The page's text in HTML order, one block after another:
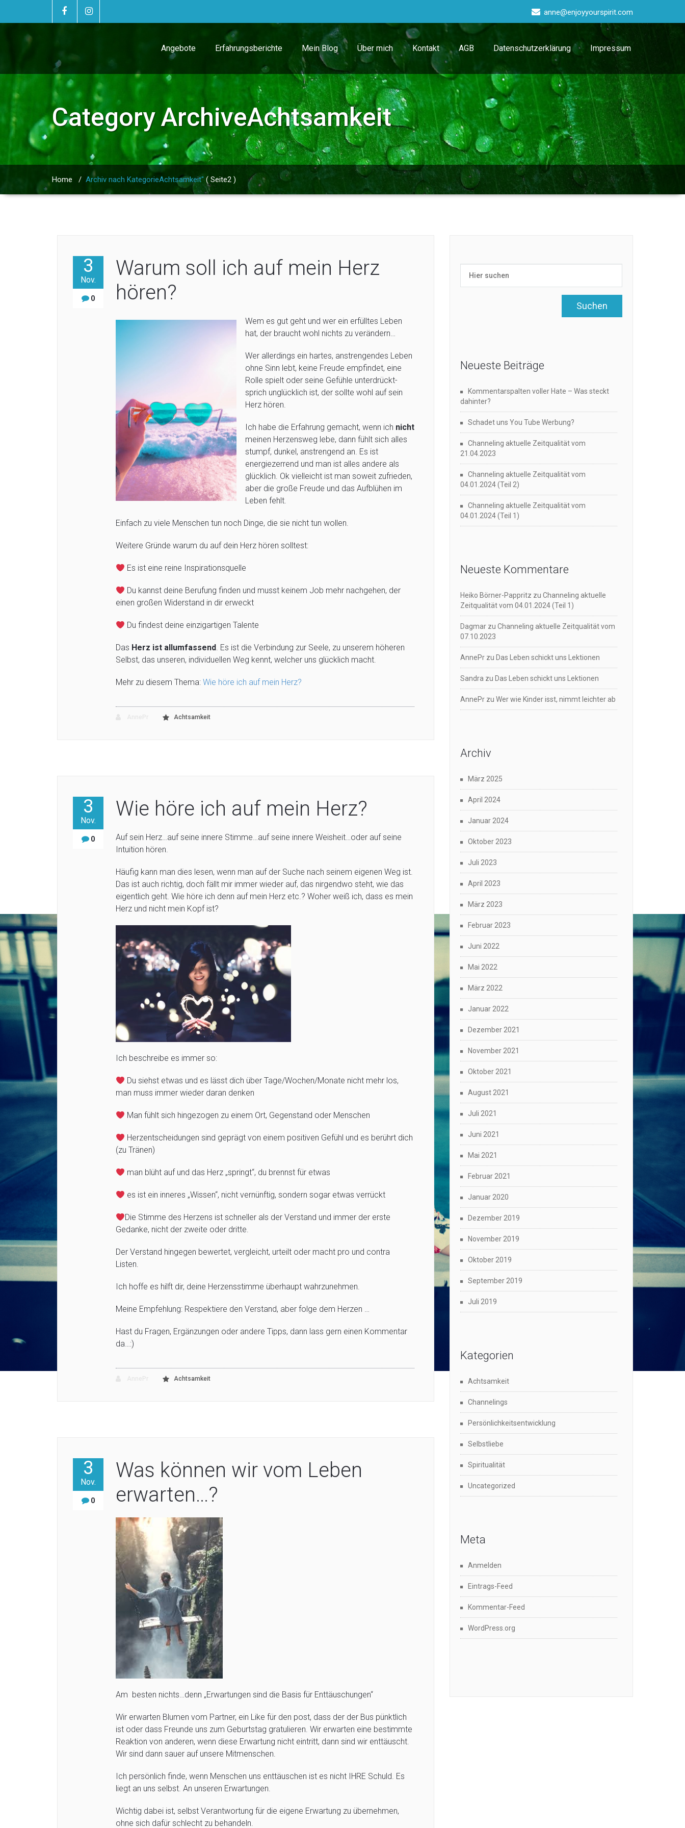
anne@enjoyyourspirit.com
Angebote Erfahrungsberichte Mein Blog Über mich Kontakt AGB Datenschutzerklärung Impressum
Category ArchiveAchtsamkeit
Home / Archiv nach KategorieAchtsamkeit" ( Seite2 )
3
Nov.
0
Warum soll ich auf mein Herz
hören?
Wem es gut geht und wer ein erfülltes Leben
hat, der braucht wohl nichts zu verändern…
Wer allerdings ein hartes, anstrengendes Leben
ohne Sinn lebt, keine Freude empfindet, eine
Rolle spielt oder seine Gefühle unterdrückt-
sprich unglücklich ist, der sollte wohl auf sein
Herz hören.
Ich habe die Erfahrung gemacht, wenn ich nicht
meinen Herzensweg lebe, dann fühlt sich alles
stumpf, dunkel, anstrengend an. Es ist
energiezerrend und man ist alles andere als
glücklich. Ok vielleicht ist man soweit zufrieden,
aber die große Freude und das Aufblühen im
Leben fehlt.
Einfach zu viele Menschen tun noch Dinge, die sie nicht tun wollen.
Weitere Gründe warum du auf dein Herz hören solltest:
Es ist eine reine Inspirationsquelle
Du kannst deine Berufung finden und musst keinem Job mehr nachgehen, der
einen großen Widerstand in dir erweckt
Du findest deine einzigartigen Talente
Das Herz ist allumfassend. Es ist die Verbindung zur Seele, zu unserem höheren
Selbst, das unseren, individuellen Weg kennt, welcher uns glücklich macht.
Mehr zu diesem Thema: Wie höre ich auf mein Herz?
Achtsamkeit
3
Nov.
0
Wie höre ich auf mein Herz?
Auf sein Herz…auf seine innere Stimme…auf seine innere Weisheit…oder auf seine
Intuition hören.
Häufig kann man dies lesen, wenn man auf der Suche nach seinem eigenen Weg ist.
Das ist auch richtig, doch fällt mir immer wieder auf, das nirgendwo steht, wie das
eigentlich geht. Wie höre ich denn auf mein Herz etc.? Woher weiß ich, dass es mein
Herz und nicht mein Kopf ist?
Ich beschreibe es immer so:
Du siehst etwas und es lässt dich über Tage/Wochen/Monate nicht mehr los,
man muss immer wieder daran denken
Man fühlt sich hingezogen zu einem Ort, Gegenstand oder Menschen
Herzentscheidungen sind geprägt von einem positiven Gefühl und es berührt dich
(zu Tränen)
man blüht auf und das Herz „springt“, du brennst für etwas
es ist ein inneres „Wissen“, nicht vernünftig, sondern sogar etwas verrückt
Die Stimme des Herzens ist schneller als der Verstand und immer der erste
Gedanke, nicht der zweite oder dritte.
Der Verstand hingegen bewertet, vergleicht, urteilt oder macht pro und contra
Listen.
Ich hoffe es hilft dir, deine Herzensstimme überhaupt wahrzunehmen.
Meine Empfehlung: Respektiere den Verstand, aber folge dem Herzen …
Hast du Fragen, Ergänzungen oder andere Tipps, dann lass gern einen Kommentar
da…:)
Achtsamkeit
3
Nov.
0
Was können wir vom Leben
erwarten…?
Am besten nichts…denn „Erwartungen sind die Basis für Enttäuschungen“
Wir erwarten Blumen vom Partner, ein Like für den post, dass der der Bus pünktlich
ist oder dass Freunde uns zum Geburtstag gratulieren. Wir erwarten eine bestimmte
Reaktion von anderen, wenn diese Erwartung nicht eintritt, dann sind wir enttäuscht.
Wir sind dann sauer auf unsere Mitmenschen.
Ich persönlich finde, wenn Menschen uns enttäuschen ist es nicht IHRE Schuld. Es
liegt an uns selbst. An unseren Erwartungen.
Wichtig dabei ist, selbst Verantwortung für die eigene Erwartung zu übernehmen,
ohne sich dafür schlecht zu behandeln.
Neueste Beiträge
Kommentarspalten voller Hate – Was steckt
dahinter?
Schadet uns You Tube Werbung?
Channeling aktuelle Zeitqualität vom
21.04.2023
Channeling aktuelle Zeitqualität vom
04.01.2024 (Teil 2)
Channeling aktuelle Zeitqualität vom
04.01.2024 (Teil 1)
Neueste Kommentare
Heiko Börner-Pappritz zu Channeling aktuelle
Zeitqualität vom 04.01.2024 (Teil 1)
Dagmar zu Channeling aktuelle Zeitqualität vom
07.10.2023
AnnePr zu Das Leben schickt uns Lektionen
Sandra zu Das Leben schickt uns Lektionen
AnnePr zu Wer wie Kinder isst, nimmt leichter ab
Archiv
März 2025
April 2024
Januar 2024
Oktober 2023
Juli 2023
April 2023
März 2023
Februar 2023
Juni 2022
Mai 2022
März 2022
Januar 2022
Dezember 2021
November 2021
Oktober 2021
August 2021
Juli 2021
Juni 2021
Mai 2021
Februar 2021
Januar 2020
Dezember 2019
November 2019
Oktober 2019
September 2019
Juli 2019
Kategorien
Achtsamkeit
Channelings
Persönlichkeitsentwicklung
Selbstliebe
Spiritualität
Uncategorized
Meta
Anmelden
Eintrags-Feed
Kommentar-Feed
WordPress.org